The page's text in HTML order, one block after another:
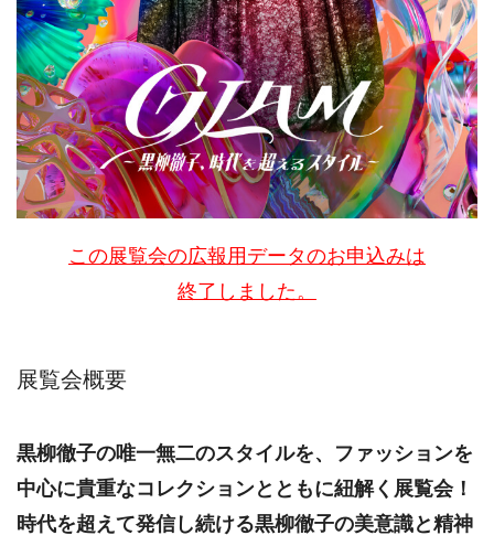
この展覧会の広報用データのお申込みは
終了しました。
展覧会概要
黒柳徹子の唯一無二のスタイルを、ファッションを
中心に貴重なコレクションとともに紐解く展覧会！
時代を超えて発信し続ける黒柳徹子の美意識と精神